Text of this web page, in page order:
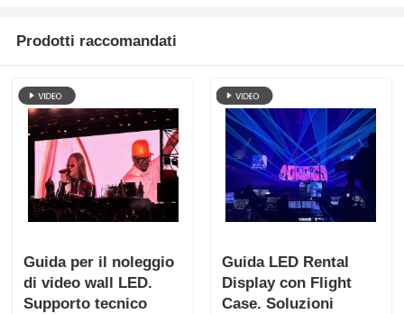
Prodotti raccomandati
Guida per il noleggio
di video wall LED.
Supporto tecnico
Guida LED Rental
Display con Flight
Case. Soluzioni